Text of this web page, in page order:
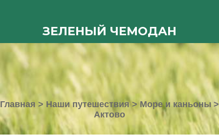
ЗЕЛЕНЫЙ ЧЕМОДАН
Главная > Наши путешествия> Море и каньоны>
Актово